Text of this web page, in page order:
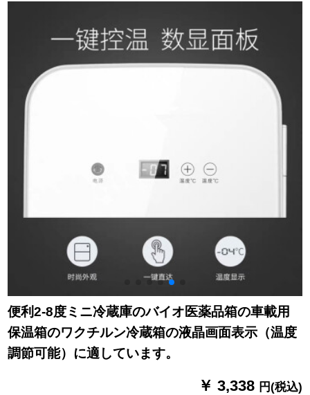
用車両用】7.5 L
制御制御モドル35リ
ットのダンベル亜数
が3つのモビルを示し
便利2-8度ミニ冷蔵庫のバイオ医薬品箱の車載用
保温箱のワクチルン冷蔵箱の液晶画面表示（温度
調節可能）に適しています。
￥ 3,338 円(税込)